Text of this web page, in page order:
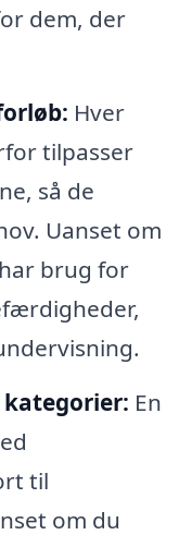
dem, der
Hver
tilpasser
så de
Uanset om
brug for
En
til
om du